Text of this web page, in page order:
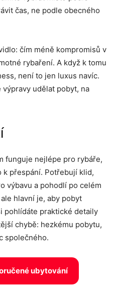
čas, ne podle obecného
čím méně kompromisů v
rybaření. A když k tomu
není to jen luxus navíc.
udělat pobyt, na
funguje nejlépe pro rybáře,
přespání. Potřebují klid,
výbavu a pohodlí po celém
hlavní je, aby pobyt
pohlídáte praktické detaily
chybě: hezkému pobytu,
společného.
ubytování